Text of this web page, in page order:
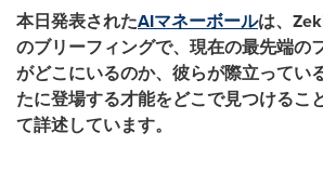
本日発表されたAIマネーボールは、
のブリーフィングで、現在の最先端の
がどこにいるのか、彼らが際立ってい
たに登場する才能をどこで見つけるこ
て詳述しています。